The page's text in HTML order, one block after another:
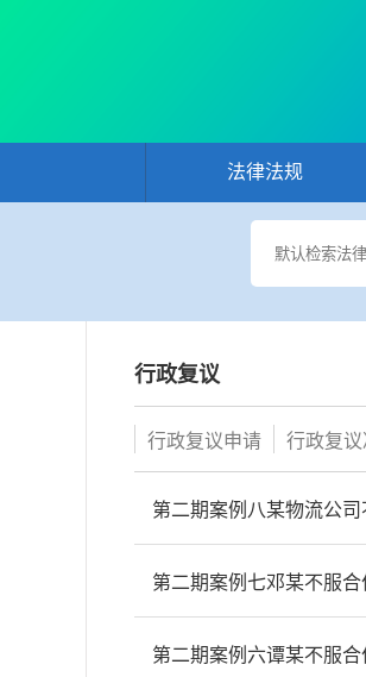
法律法规
行政复议
行政复议申请 行政复
第二期案例八某物流公
第二期案例七邓某不服
第二期案例六谭某不服